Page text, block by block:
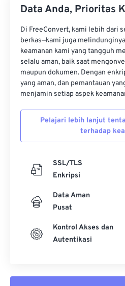
Data Anda, Prioritas
Di FreeConvert, kami lebih dari
berkas—kami juga
keamanan kami yang tangguh
selalu aman, baik saat
maupun dokumen. Dengan
yang aman, dan pemantauan
menjamin setiap aspek
Pelajari lebih lanjut
terhadap
SSL/TLS
Enkripsi
Data Aman
Pusat
Kontrol Akses dan
Autentikasi